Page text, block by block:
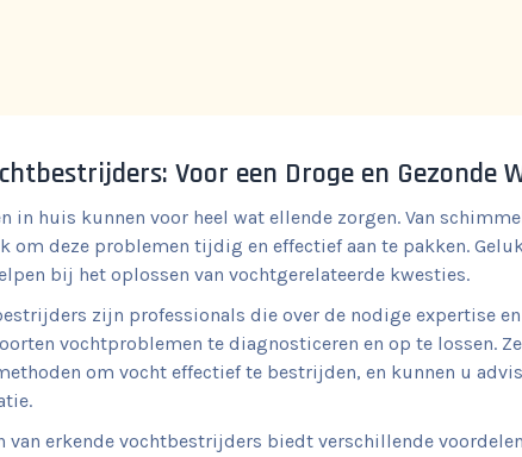
Voor een Droge en Gezonde
in huis kunnen voor heel wat ellende zorgen. Van
om deze problemen tijdig en effectief aan te pakken.
bij het oplossen van vochtgerelateerde kwesties.
zijn professionals die over de nodige expertise
vochtproblemen te diagnosticeren en op te lossen.
om vocht effectief te bestrijden, en kunnen u
van erkende vochtbestrijders biedt verschillende